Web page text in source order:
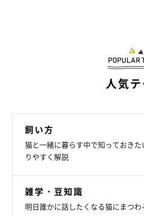
・気分転換できる場所として、
・爪とぎされて困る場所に、あ
のカバーなどをかける
・寝床では爪とぎをしない習性
人気
飼い方
猫と一緒に暮らす中で知っておき
りやすく解説
雑学・豆知識
明日誰かに話したくなる猫にまつわ